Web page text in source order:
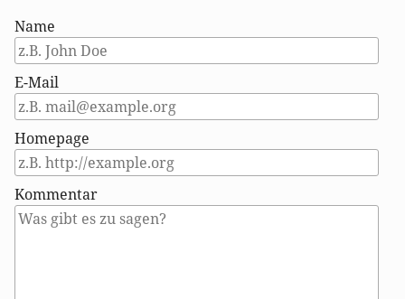
Name
E-Mail
Homepage
Kommentar